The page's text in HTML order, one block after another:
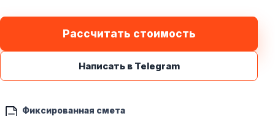
Рассчитать стоимость
Написать в Telegram
Фиксированная смета